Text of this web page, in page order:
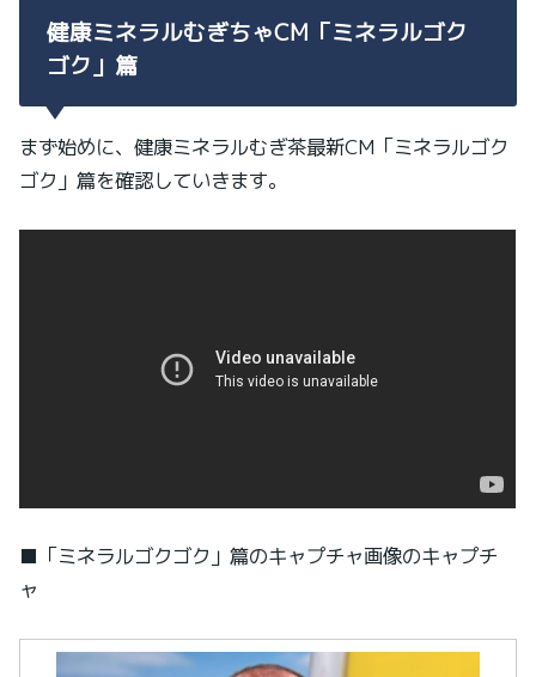
健康ミネラルむぎちゃCM「ミネラルゴク
ゴク」篇
まず始めに、健康ミネラルむぎ茶最新CM「ミネラルゴク
ゴク」篇を確認していきます。
■「ミネラルゴクゴク」篇のキャプチャ画像のキャプチ
ャ